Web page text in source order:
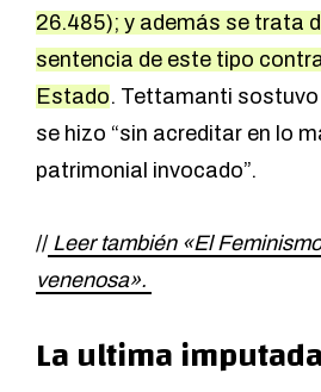
26.485); y además se trata
sentencia de este tipo
Estado. Tettamanti sostuvo
se hizo “sin acreditar en lo
patrimonial invocado”.
// Leer también «El
venenosa».
La ultima imputada